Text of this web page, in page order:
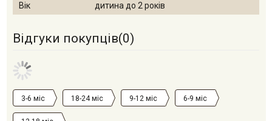
Вік
дитина до 2 років
Відгуки покупців(0)
3-6 міс 18-24 міс 9-12 міс 6-9 міс